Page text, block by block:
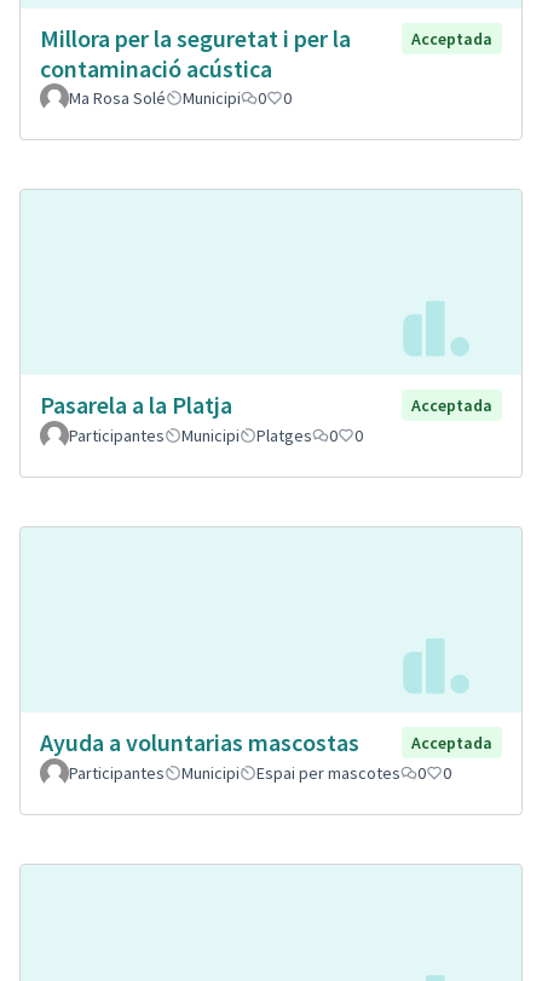
Millora per la seguretat i per la
contaminació acústica
Acceptada
Ma Rosa Solé Municipi 0 0
Pasarela a la Platja
Acceptada
Participantes
Municipi Platges 0 0
Ayuda a voluntarias mascostas
Acceptada
Participantes
Municipi Espai per mascotes 0 0